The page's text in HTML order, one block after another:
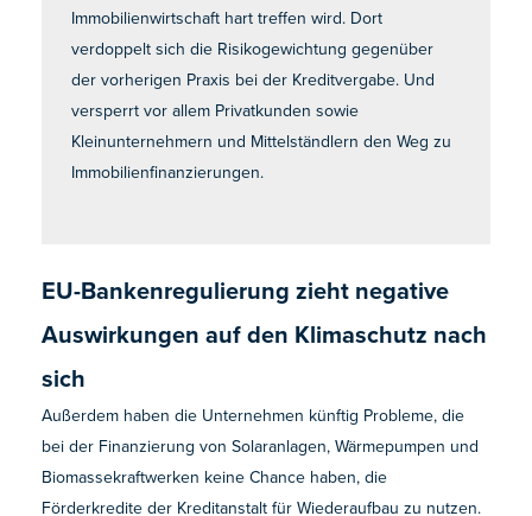
Immobilienwirtschaft hart treffen wird. Dort
verdoppelt sich die Risikogewichtung gegenüber
der vorherigen Praxis bei der Kreditvergabe. Und
versperrt vor allem Privatkunden sowie
Kleinunternehmern und Mittelständlern den Weg zu
Immobilienfinanzierungen.
EU-Bankenregulierung zieht negative
Auswirkungen auf den Klimaschutz nach
sich
Außerdem haben die Unternehmen künftig Probleme, die
bei der Finanzierung von Solaranlagen, Wärmepumpen und
Biomassekraftwerken keine Chance haben, die
Förderkredite der Kreditanstalt für Wiederaufbau zu nutzen.